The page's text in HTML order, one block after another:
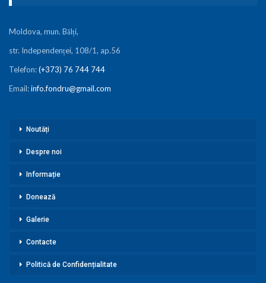
Moldova, mun. Bălți,
str. Independenței, 108/1, ap.56
Telefon:(+373) 76 744 744
Email:info.fondru@gmail.com
Noutăți
Despre noi
Informație
Donează
Galerie
Contacte
Politică de Confidențialitate